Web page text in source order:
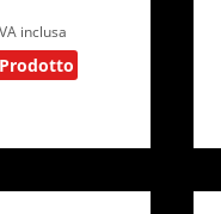
inclusa